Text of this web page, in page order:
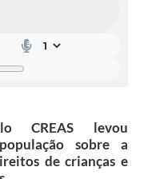
CREAS levou
sobre a
de crianças e